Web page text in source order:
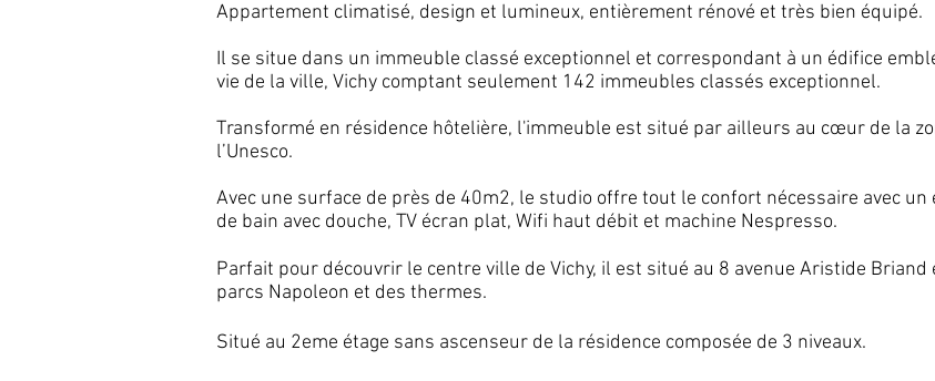
Appartement climatisé, design et lumineux, entièrement rénové et très bien équipé.
Il se situe dans un immeuble classé exceptionnel et correspondant à un édifice
vie de la ville, Vichy comptant seulement 142 immeubles classés exceptionnel.
Transformé en résidence hôtelière, l'immeuble est situé par ailleurs au cœur de la
l’Unesco.
Avec une surface de près de 40m2, le studio offre tout le confort nécessaire avec
de bain avec douche, TV écran plat, Wifi haut débit et machine Nespresso.
Parfait pour découvrir le centre ville de Vichy, il est situé au 8 avenue Aristide
parcs Napoleon et des thermes.
Situé au 2eme étage sans ascenseur de la résidence composée de 3 niveaux.